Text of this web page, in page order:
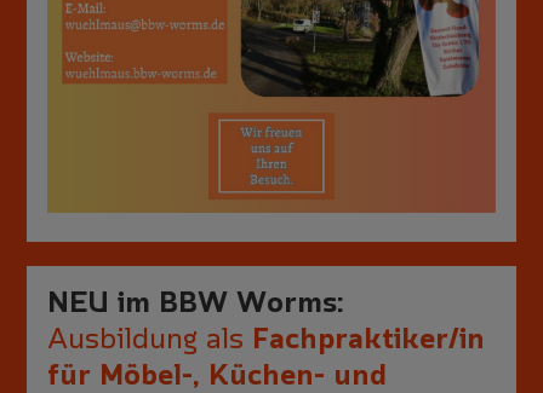
NEU im BBW Worms:
Ausbildung als Fachpraktiker/in
für Möbel-, Küchen- und